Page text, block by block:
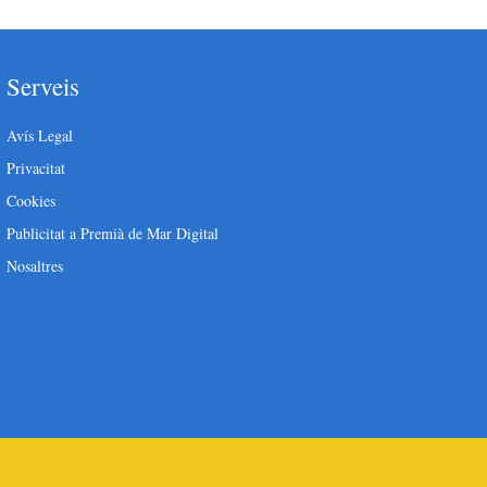
Serveis
Avís Legal
Privacitat
Cookies
Publicitat a Premià de Mar Digital
Nosaltres